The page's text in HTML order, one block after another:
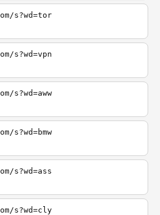
s?wd=tor
s?wd=vpn
s?wd=aww
s?wd=bmw
s?wd=ass
s?wd=cly